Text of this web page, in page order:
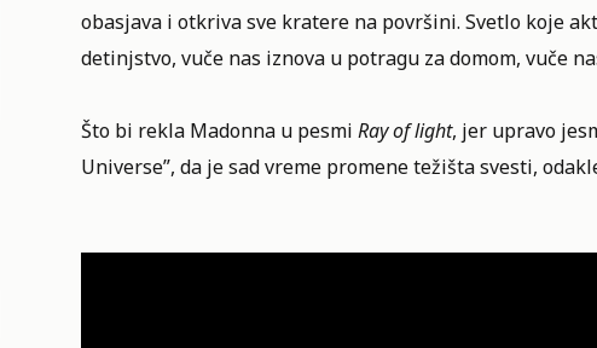
obasjava i otkriva sve kratere na površini. Svetlo koje
detinjstvo, vuče nas iznova u potragu za domom, vuče
Što bi rekla Madonna u pesmi Ray of light, jer upravo
Universe”, da je sad vreme promene težišta svesti,